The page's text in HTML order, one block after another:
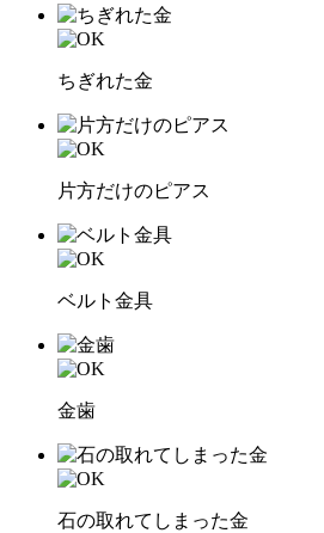
ちぎれた金
片方だけのピアス
ベルト金具
金歯
石の取れてしまった金